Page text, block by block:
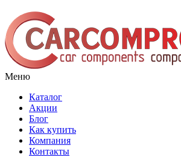
Меню
Каталог
Акции
Блог
Как купить
Компания
Контакты